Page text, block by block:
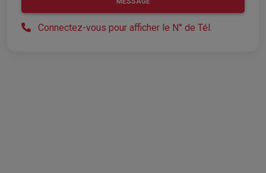
Connectez-vous pour afficher le N° de Tél.